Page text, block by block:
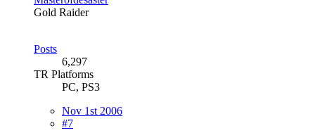
Gold Raider
Posts
6,297
TR Platforms
PC, PS3
Nov 1st 2006
#7